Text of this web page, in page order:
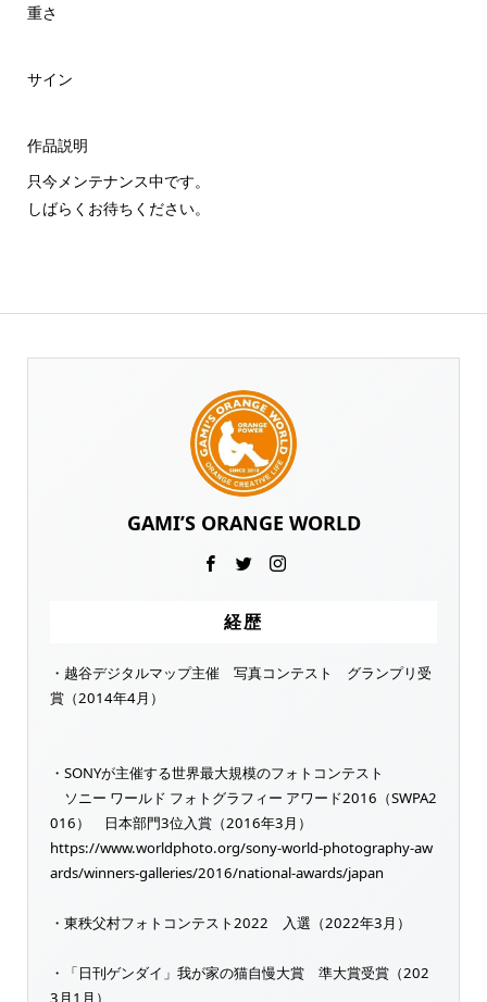
重さ
サイン
作品説明
只今メンテナンス中です。
しばらくお待ちください。
GAMI’S ORANGE WORLD
経歴
・越谷デジタルマップ主催 写真コンテスト グランプリ受
賞（2014年4月）
・SONYが主催する世界最大規模のフォトコンテスト
ソニー ワールド フォトグラフィー アワード2016（SWPA2
016） 日本部門3位入賞（2016年3月）
https://www.worldphoto.org/sony-world-photography-aw
ards/winners-galleries/2016/national-awards/japan
・東秩父村フォトコンテスト2022 入選（2022年3月）
・「日刊ゲンダイ」我が家の猫自慢大賞 準大賞受賞（202
3月1月）